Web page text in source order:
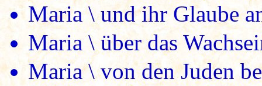
Maria \ und ihr Glaube
Maria \ über das
Maria \ von den Juden